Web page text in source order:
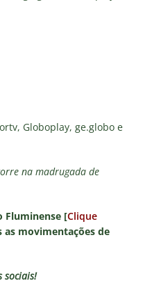
Globoplay, ge.globo e
na madrugada de
Fluminense [Clique
as movimentações de
sociais!